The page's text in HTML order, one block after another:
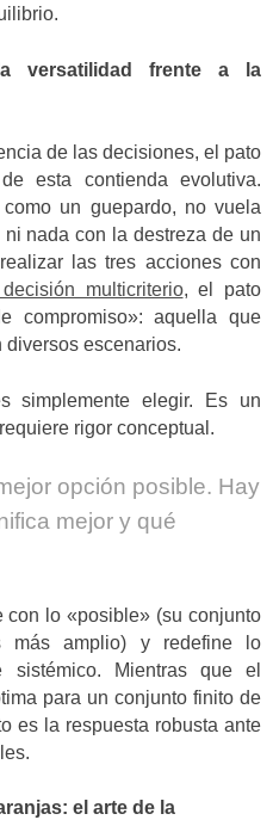
versatilidad frente a la
de las decisiones, el pato
esta contienda evolutiva.
un guepardo, no vuela
nada con la destreza de un
las tres acciones con
multicriterio, el pato
compromiso»: aquella que
escenarios.
simplemente elegir. Es un
rigor conceptual.
opción posible. Hay
mejor y qué
con lo «posible» (su conjunto
más amplio) y redefine lo
sistémico. Mientras que el
para un conjunto finito de
es la respuesta robusta ante
el arte de la